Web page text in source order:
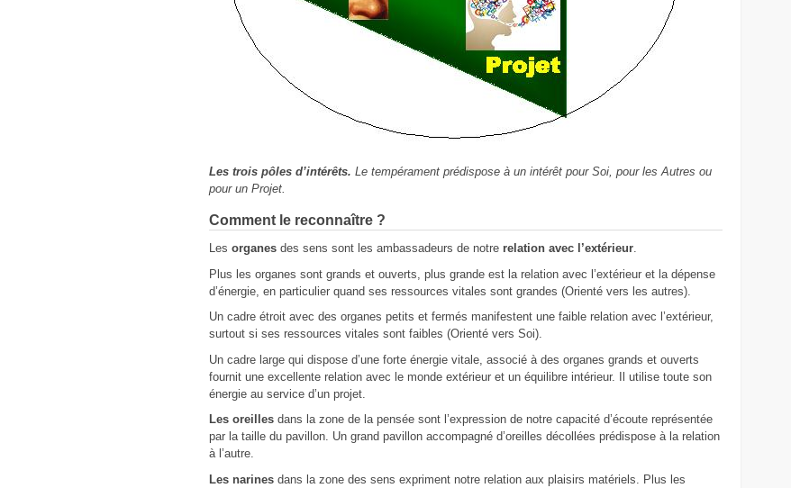
Les trois pôles d’intérêts. Le tempérament prédispose à un intérêt pour Soi, pour les Autres ou
pour un Projet.
Comment le reconnaître ?
Les organes des sens sont les ambassadeurs de notre relation avec l’extérieur
Plus les organes sont grands et ouverts, plus grande est la relation avec l’extérieur et la dépense
d’énergie, en particulier quand ses ressources vitales sont grandes (Orienté vers les autres).
Un cadre étroit avec des organes petits et fermés manifestent une faible relation avec l’extérieur,
surtout si ses ressources vitales sont faibles (Orienté vers Soi).
Un cadre large qui dispose d’une forte énergie vitale, associé à des organes grands et ouverts
fournit une excellente relation avec le monde extérieur et un équilibre intérieur. Il utilise toute son
énergie au service d’un projet.
Les oreilles dans la zone de la pensée sont l’expression de notre capacité d’écoute représentée
par la taille du pavillon. Un grand pavillon accompagné d’oreilles décollées prédispose à la relation
à l’autre.
Les narines dans la zone des sens expriment notre relation aux plaisirs matériels. Plus les